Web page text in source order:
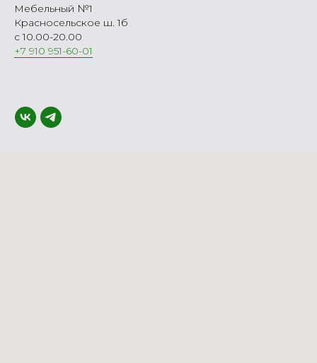
Мебельный №1
Красносельское ш. 1б
с 10.00-20.00
+7 910 951-60-01